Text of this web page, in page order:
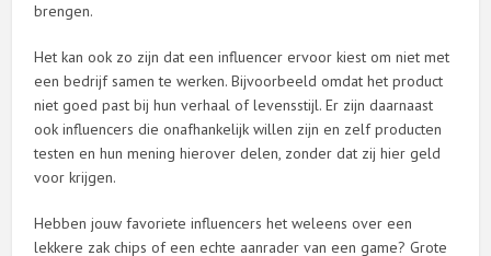
brengen.
Het kan ook zo zijn dat een influencer ervoor kiest om niet met
een bedrijf samen te werken. Bijvoorbeeld omdat het product
niet goed past bij hun verhaal of levensstijl. Er zijn daarnaast
ook influencers die onafhankelijk willen zijn en zelf producten
testen en hun mening hierover delen, zonder dat zij hier geld
voor krijgen.
Hebben jouw favoriete influencers het weleens over een
lekkere zak chips of een echte aanrader van een game? Grote